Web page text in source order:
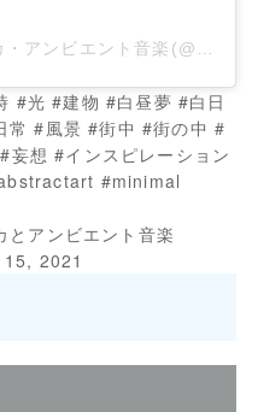
#光 #建物 #白昼夢 #白日
常 #風景 #街中 #街の中 #
#妄想 #インスピレーション
#minimal
アンビエント音楽
2021